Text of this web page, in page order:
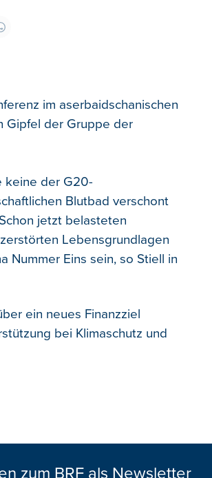
im aserbaidschanischen
Gipfel der Gruppe der
keine der G20-
Blutbad verschont
jetzt belasteten
Lebensgrundlagen
Nummer Eins sein, so Stiell in
ein neues Finanzziel
bei Klimaschutz und
zum BRF als Newsletter